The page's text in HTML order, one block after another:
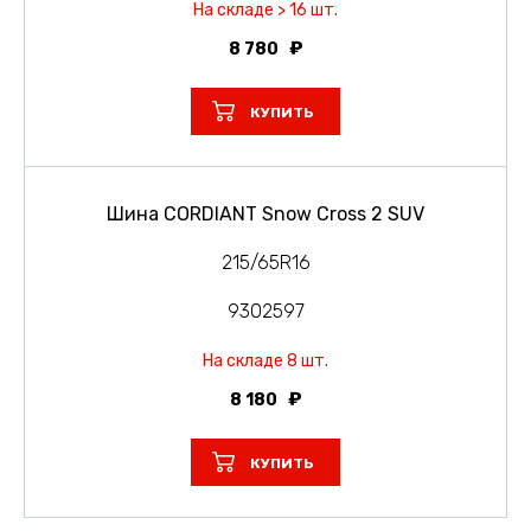
На складе > 16 шт.
8 780
КУПИТЬ
Шина CORDIANT Snow Cross 2 SUV
215/65R16
9302597
На складе 8 шт.
8 180
КУПИТЬ